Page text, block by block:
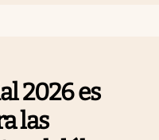
2026 es
las